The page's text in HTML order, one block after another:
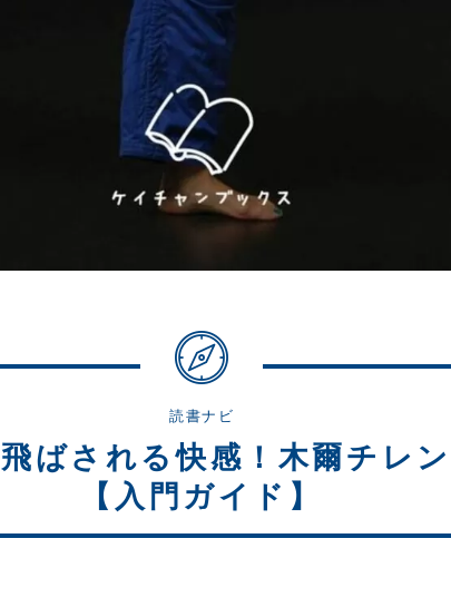
読書ナビ
ばされる快感！木爾チレ
【入門ガイド】